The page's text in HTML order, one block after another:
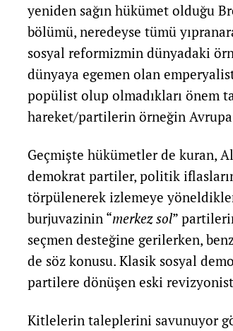
yeniden sağın hükümet olduğu
bölümü, neredeyse tümü
sosyal reformizmin dünyadaki
dünyaya egemen olan
popülist olup olmadıkları önem
hareket/partilerin örneğin
Geçmişte hükümetler de kuran,
demokrat partiler, politik
törpülenerek izlemeye
burjuvazinin “merkez sol”
seçmen desteğine gerilerken,
de söz konusu. Klasik sosyal
partilere dönüşen eski
Kitlelerin taleplerini savunuyor